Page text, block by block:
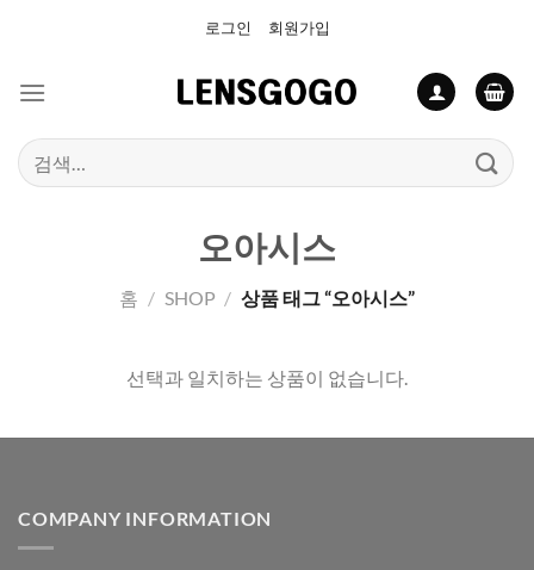
로그인 회원가입
검
색:
오아시스
홈 / SHOP / 상품 태그 “오아시스”
선택과 일치하는 상품이 없습니다.
COMPANY INFORMATION